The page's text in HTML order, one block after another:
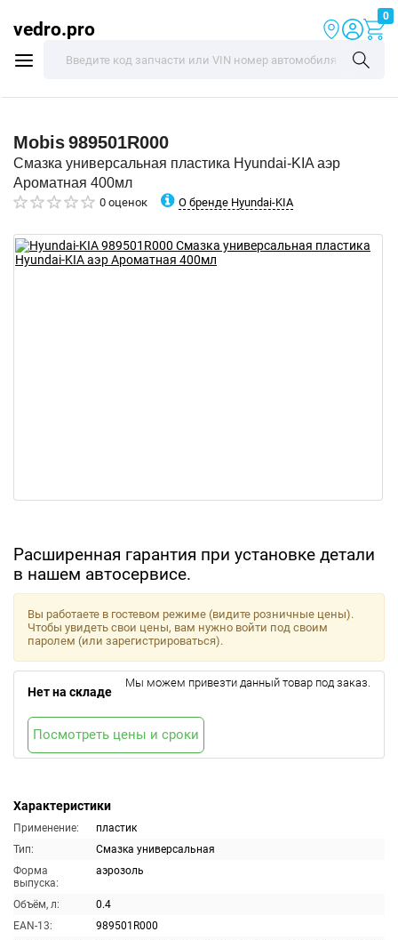
vedro.pro
0
Mobis989501R000
Смазка универсальная пластика Hyundai-KIA аэр
Ароматная 400мл
0 оценок О бренде Hyundai-KIA
Расширенная гарантия при установке детали
в нашем автосервисе.
Характеристики
Применение:
пластик
Тип:
Смазка универсальная
Форма
выпуска:
аэрозоль
Объём, л:
0.4
EAN-13:
989501R000
Вы работаете в гостевом режиме (видите розничные цены).
Чтобы увидеть свои цены, вам нужно войти под своим
паролем (или зарегистрироваться).
Нет на складе
Мы можем привезти данный товар под заказ.
Посмотреть цены и сроки